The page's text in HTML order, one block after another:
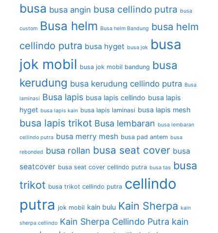
busa busa angin busa cellindo putra busa
custom Busa helm Busa helm Bandung busa helm
cellindo putra busa hyget busa jok busa
jok mobil busa jok mobil bandung busa
kerudung busa kerudung cellindo putra Busa
laminasi Busa lapis busa lapis cellindo busa lapis
hyget busa lapis kain busa lapis laminasi busa lapis mesh
busa lapis trikot Busa lembaran busa lembaran
cellindo putra busa merry mesh busa pad antem busa
rebonded busa rollan busa seat cover busa
seatcover busa seat cover cellindo putra busa tas
busa
trikot busa trikot cellindo putra cellindo
putra jok mobil kain bulu Kain Sherpa kain
sherpa cellindo Kain Sherpa Cellindo Putra kain